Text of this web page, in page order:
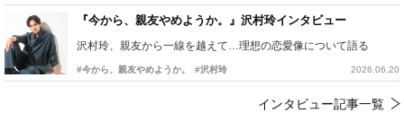
『今から、親友やめようか。』沢村玲インタビュー
沢村玲、親友から一線を越えて…理想の恋愛像について語る
#今から、親友やめようか。 #沢村玲 2026.06.20
インタビュー記事一覧